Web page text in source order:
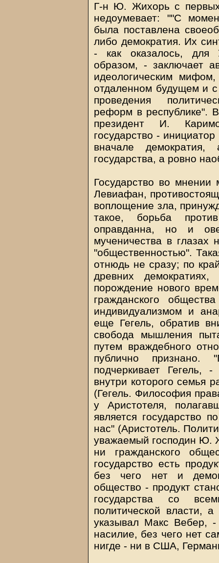
Г-н Ю. Жихорь с первых
недоумевает: ""С
была поставлена
либо демократия. Их
- как оказалось, для
образом, - заключает
идеологическим
отдаленном будущем и
проведения
реформ в республике".
президент И.
государство -
вначале
государства, а ровно
Государство во мнении
Левиафан,
воплощение зла,
такое, борьба
оправданна, но и
мученичества в глазах
"общественностью".
отнюдь не сразу; по
древних
порождение нового
гражданского
индивидуализмом и
еще Гегель, обратив
свобода мышления
путем враждебного
публично признано.
подчеркивает Гегель,
внутри которого семья
(Гегель. Философия
у Аристотеля,
является государство
нас" (Аристотель.
уважаемый господин Ю.
ни гражданского
государство есть
без чего нет и
общество - продукт
государства со
политической власти,
указывал Макс Вебер, -
насилие, без чего нет
нигде - ни в США,